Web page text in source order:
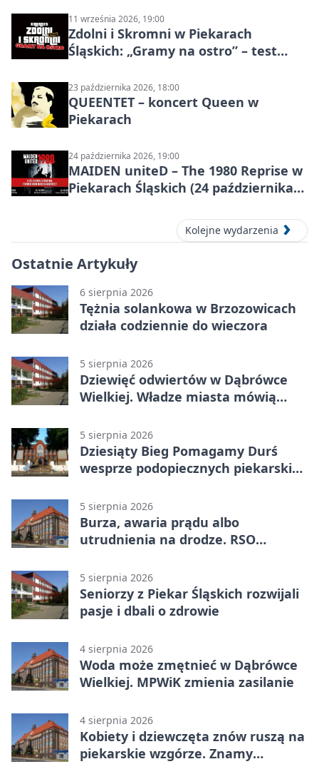
11 września 2026, 19:00
Zdolni i Skromni w Piekarach
Śląskich: „Gramy na ostro” – test
23 października 2026, 18:00
QUEENTET – koncert Queen w
Piekarach
24 października 2026, 19:00
MAIDEN uniteD – The 1980 Reprise w
Piekarach Śląskich (24 października
Kolejne wydarzenia
Ostatnie Artykuły
6 sierpnia 2026
Tężnia solankowa w Brzozowicach
działa codziennie do wieczora
5 sierpnia 2026
Dziewięć odwiertów w Dąbrówce
Wielkiej. Władze miasta mówią
5 sierpnia 2026
Dziesiąty Bieg Pomagamy Durś
wesprze podopiecznych piekarskich
5 sierpnia 2026
Burza, awaria prądu albo
utrudnienia na drodze. RSO
5 sierpnia 2026
Seniorzy z Piekar Śląskich rozwijali
pasje i dbali o zdrowie
4 sierpnia 2026
Woda może zmętnieć w Dąbrówce
Wielkiej. MPWiK zmienia zasilanie
4 sierpnia 2026
Kobiety i dziewczęta znów ruszą na
piekarskie wzgórze. Znamy